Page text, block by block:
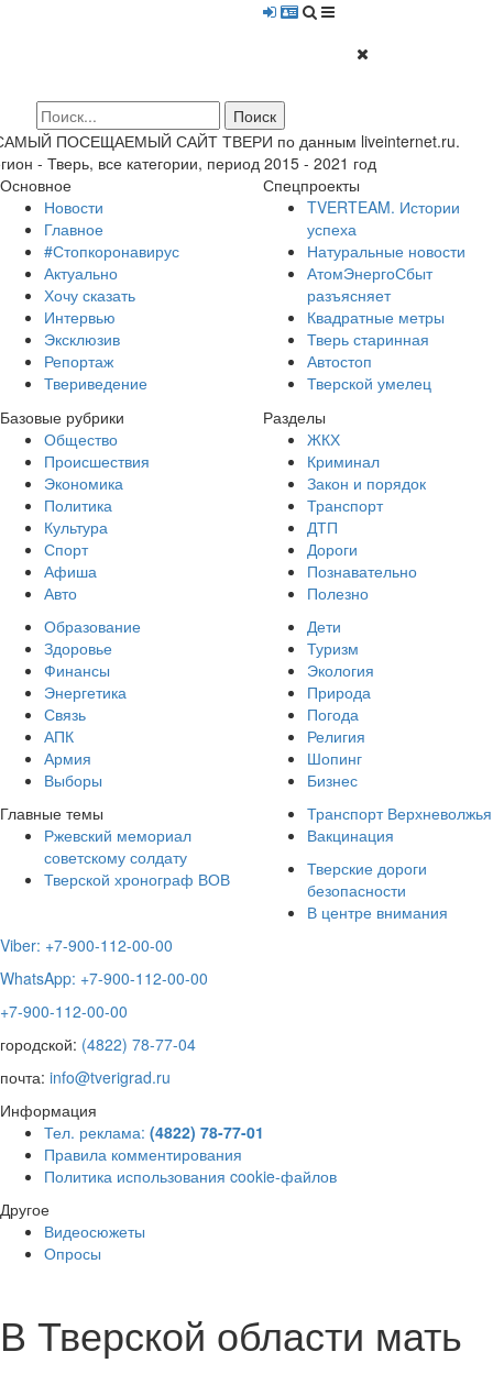
ПОСЕЩАЕМЫЙ САЙТ ТВЕРИ по данным liveinternet.ru.
- Тверь, все категории, период 2015 - 2021 год
Основное
Новости
Главное
#Стопкоронавирус
Актуально
Хочу сказать
Интервью
Эксклюзив
Репортаж
Твериведение
Спецпроекты
TVERTEAM. Истории
успеха
Натуральные новости
АтомЭнергоСбыт
разъясняет
Квадратные метры
Тверь старинная
Автостоп
Тверской умелец
Базовые рубрики
Общество
Происшествия
Экономика
Политика
Культура
Спорт
Афиша
Авто
Разделы
ЖКХ
Криминал
Закон и порядок
Транспорт
ДТП
Дороги
Познавательно
Полезно
Образование
Здоровье
Финансы
Энергетика
Связь
АПК
Армия
Выборы
Дети
Туризм
Экология
Природа
Погода
Религия
Шопинг
Бизнес
Главные темы
Ржевский мемориал
советскому солдату
Тверской хронограф ВОВ
Транспорт Верхневолжья
Вакцинация
Тверские дороги
безопасности
В центре внимания
Viber: +7-900-112-00-00
WhatsApp: +7-900-112-00-00
+7-900-112-00-00
городской: (4822) 78-77-04
почта: info@tverigrad.ru
Информация
Тел. реклама: (4822) 78-77-01
Правила комментирования
Политика использования cookie-файлов
Другое
Видеосюжеты
Опросы
В Тверской области мать